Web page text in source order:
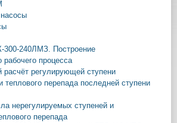
300-240ЛМЗ. Построение
рабочего процесса
расчёт регулирующей ступени
теплового перепада последней ступени
нерегулируемых ступеней и
перепада